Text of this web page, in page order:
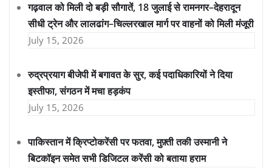
गढ़वाल को मिली दो बड़ी सौगातें, 18 जुलाई से रामनगर–देहरादून
सीधी ट्रेन और लालढांग–चिल्लरखाल मार्ग पर वाहनों को मिली मंजूरी
July 15, 2026
रुद्रप्रयाग बीजेपी में बगावत के सुर, कई पदाधिकारियों ने दिया
इस्तीफा, संगठन में मचा हड़कंप
July 15, 2026
पाकिस्तान में क्रिप्टोकरेंसी पर फतवा, मुफ़्ती तकी उस्मानी ने
बिटकॉइन समेत सभी डिजिटल करेंसी को बताया हराम